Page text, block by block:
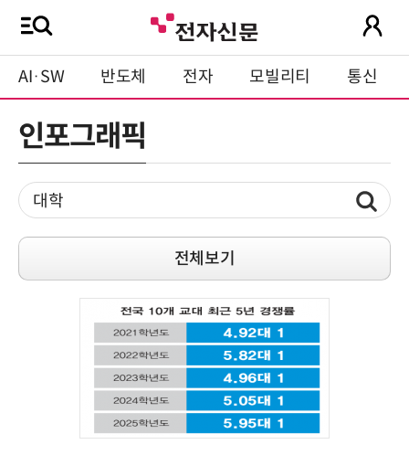
AI·SW 반도체 전자 모빌리티 통신
인포그래픽
전체보기